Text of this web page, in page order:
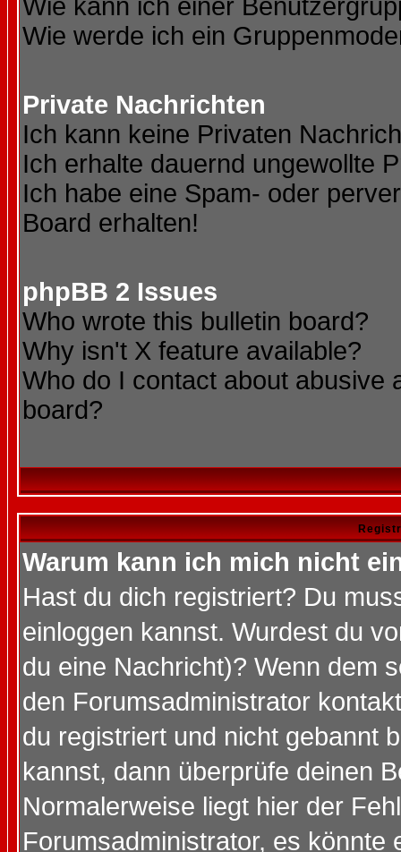
Wie kann ich einer
Wie werde ich ein
Private Nachrichten
Ich kann keine Privaten
Ich erhalte dauernd ungewollte
Ich habe eine Spam- oder
Board erhalten!
phpBB 2 Issues
Who wrote this bulletin board?
Why isn't X feature available?
Who do I contact about abusive
board?
Warum kann ich mich nicht
Hast du dich registriert? Du
einloggen kannst. Wurdest du
du eine Nachricht)? Wenn dem
den Forumsadministrator
du registriert und nicht gebannt
kannst, dann überprüfe deinen
Normalerweise liegt hier der
Forumsadministrator, es könnte